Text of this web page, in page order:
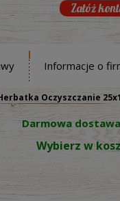
Załóż
Informacje o
Oczyszczanie
Darmowa
Wybierz w